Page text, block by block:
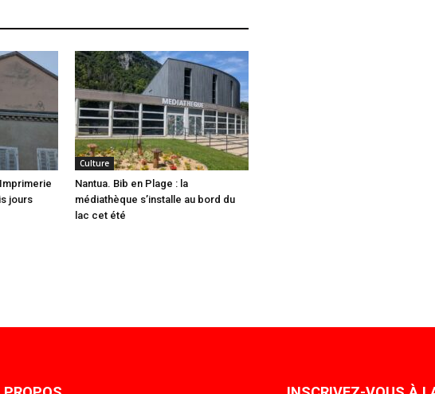
jours
Culture
Nantua. Bib en Plage : la
médiathèque s’installe au bord du
lac cet été